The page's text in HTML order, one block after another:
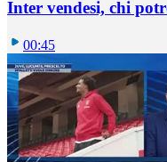
Inter vendesi, chi
00:45